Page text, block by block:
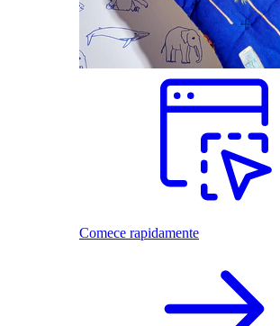
Comece rapidamente